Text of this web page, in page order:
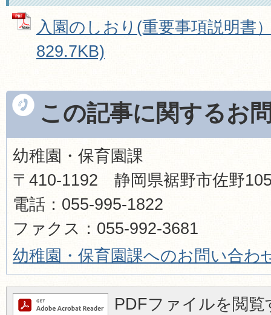
入園のしおり(重要事項説明書
829.7KB)
この記事に関するお
幼稚園・保育園課
〒410-1192 静岡県裾野市佐野
電話：055-995-1822
ファクス：055-992-3681
幼稚園・保育園課へのお問い合わ
PDFファイルを閲